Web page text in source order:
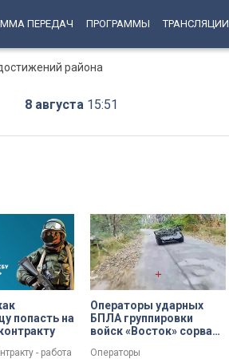
ПЕРЕДАЧ ПРОГРАММЫ ТРАНСЛЯЦИИ
района
8 августа 15:51
попасть на
- работа
Операторы ударных
БПЛА группировки
войск «Восток» сорвали
Операторы